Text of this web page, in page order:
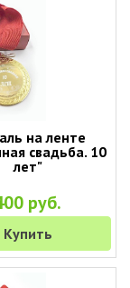
на ленте
свадьба. 10
лет"
руб.
Купить